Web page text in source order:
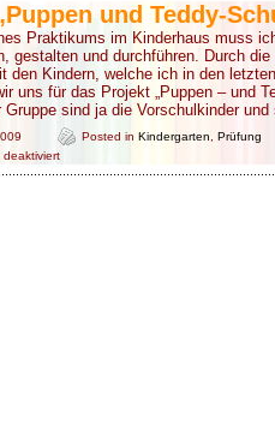
und Teddy-
Praktikums im Kinderhaus muss
gestalten und durchführen. Durch
den Kindern, welche ich in den
uns für das Projekt „Puppen – und
Gruppe sind ja die Vorschulkinder
Posted in Kindergarten
Prüfung
deaktiviertfür